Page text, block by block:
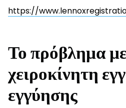
https://
Το πρόβλημα
χειροκίνητη
εγγύησης